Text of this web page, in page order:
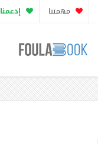
مهمتنا إدعمنا